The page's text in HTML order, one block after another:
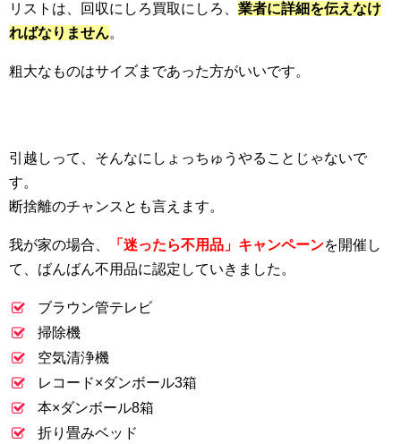
リストは、回収にしろ買取にしろ、 業者に詳細を伝えなけ
ればなりません。
粗大なものはサイズまであった方がいいです。
引越しって、そんなにしょっちゅうやることじゃないで
す。
断捨離のチャンスとも言えます。
我が家の場合、 「迷ったら不用品」キャンペーンを開催し
て、ばんばん不用品に認定していきました。
ブラウン管テレビ
掃除機
空気清浄機
レコード×ダンボール3箱
本×ダンボール8箱
折り畳みベッド